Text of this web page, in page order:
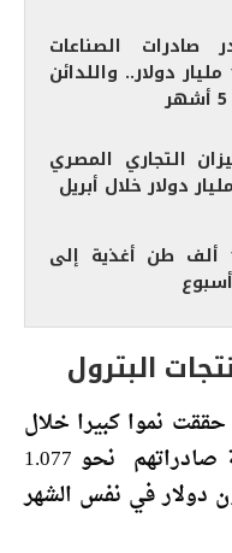
صادرات الصناعات
الكيماوية بـ1.45 مليار دولار.. واللدائن
التجاري المصري
مصر تصدر 175 ألف طن أغذية إلى
أن 8 سلع قد حققت نموا كبيرا خلال
إبريل الماضي ليبلغ إجمالي قيمة صادراتهم نحو 1.077
في مقابل 384.1 مليون دولار في نفس الشهر